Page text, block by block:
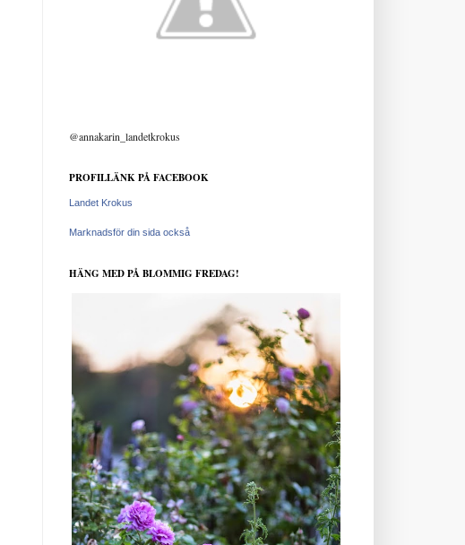
@annakarin_landetkrokus
PROFILLÄNK PÅ FACEBOOK
Landet Krokus
Marknadsför din sida också
HÄNG MED PÅ BLOMMIG FREDAG!